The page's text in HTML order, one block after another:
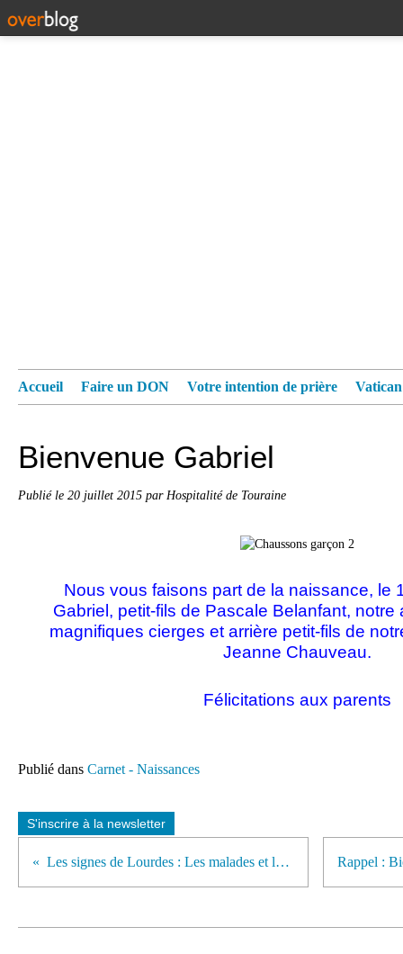
Accueil Faire un DON Votre intention de prière
Bienvenue Gabriel
Publié le 20 juillet 2015 par Hospitalité de Touraine
Nous vous faisons part de la naissance, le
Gabriel , petit-fils de Pascale Belanfant, notre
magnifiques cierges et arrière petit-fils de
Jeanne Chauveau.
Félicitations aux parents
Publié dans Carnet - Naissances
S'inscrire à la newsletter
Les signes de Lourdes : Les malades et les hospitaliers